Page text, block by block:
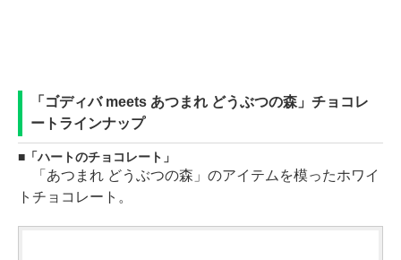
「ゴディバ meets あつまれ どうぶつの森」チョコレ
ートラインナップ
「ハートのチョコレート」
「あつまれ どうぶつの森」のアイテムを模ったホワイ
トチョコレート。